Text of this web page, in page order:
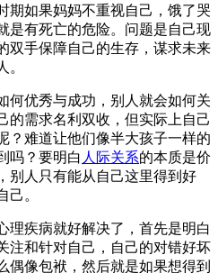
期如果妈妈不重视自己，饿了哭
是有死亡的危险。问题是自己现
双手保障自己的生存，谋求未来
。
何优秀与成功，别人就会如何关
的需求名利双收，但实际上自己
？难道让他们像半大孩子一样的
吗？要明白 人际关系的本质是价
别人只有能从自己这里得到好
己。
理疾病就好解决了，首先是明白
注和针对自己，自己的对错好坏
偶像包袱，然后就是如果想得到